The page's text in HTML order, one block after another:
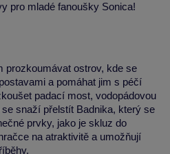
pro mladé fanoušky Sonica!
prozkoumávat ostrov, kde se
a pomáhat jim s péčí
padací most, vodopádovou
snaží přelstít Badnika, který se
prvky, jako je skluz do
na atraktivitě a umožňují